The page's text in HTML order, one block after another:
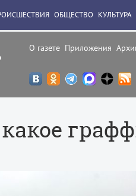
О газете Приложения
ОБЩЕСТВО КУЛЬТУРА